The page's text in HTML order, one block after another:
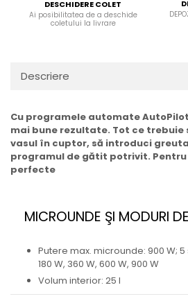
DESCHIDERE COLET
Ai posibilitatea de a deschide
coletului la livrare
Descriere
Cu programele automate
mai bune rezultate. Tot ce trebuie
vasul în cuptor, să introduci
programul de gătit potrivit. Pentru
perfecte
MICROUNDE ŞI MODURI
Putere max. microunde: 900 W;
180 W, 360 W, 600 W, 900 W
Volum interior: 25 l